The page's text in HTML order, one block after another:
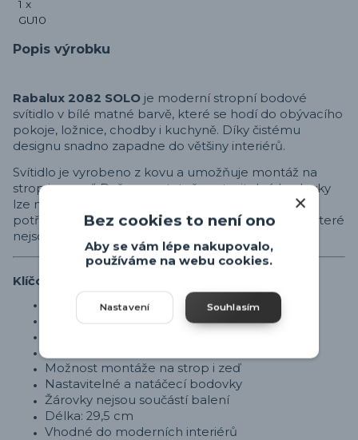
Popis výrobku
Rabalux 2082 SOLO je moderní stropní bodové
svítidlo v bílé matné barvě, které se hodí do obývacího
pokoje, ložnice, chodby i kuchyně. Díky čistému
designu snadno zapadne do většiny interiérů.
Svítidlo je vyrobeno z kovu a umožňuje montáž na
strop i na zeď. Dvě samostatně nastavitelné bodovky
lze natočit a nasměrovat světlo přesně tam, kde je
potřeba. Určeno je pro dvě žárovky s paticí GU10, které
nejsou součástí balení. Délka svítidla je 29,5 cm.
Klíčové vlastnosti
Stropní / nástěnné bodové svítidlo
Barva: bílá matná
Možnost montáže na strop i zeď
Nastavitelné a natáčecí bodovky
Žárovky nejsou součástí balení
Délka: 29,5 cm
Vhodné do moderních interiérů
Bez cookies to není ono
Aby se vám lépe nakupovalo,
používáme na webu cookies.
Nastavení Souhlasím